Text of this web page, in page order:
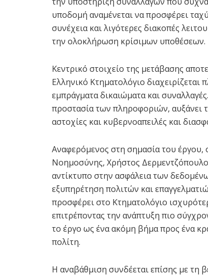
υποδομή αναμένεται να προσφέρει
συνέχεια και λιγότερες διακοπές
την ολοκλήρωση κρίσιμων υποθέσεων.
Κεντρικό στοιχείο της μετάβασης
Ελληνικό Κτηματολόγιο
εμπράγματα δικαιώματα και
προστασία των πληροφοριών, αυξάνει
αστοχίες και κυβερνοαπειλές και
Αναφερόμενος στη σημασία του
Νοημοσύνης, Χρήστος
αντίκτυπο στην ασφάλεια των
εξυπηρέτηση πολιτών και
προσφέρει στο Κτηματολόγιο
επιτρέποντας την ανάπτυξη πιο
το έργο ως ένα ακόμη βήμα προς ένα
πολίτη.
Η αναβάθμιση συνδέεται επίσης με τη